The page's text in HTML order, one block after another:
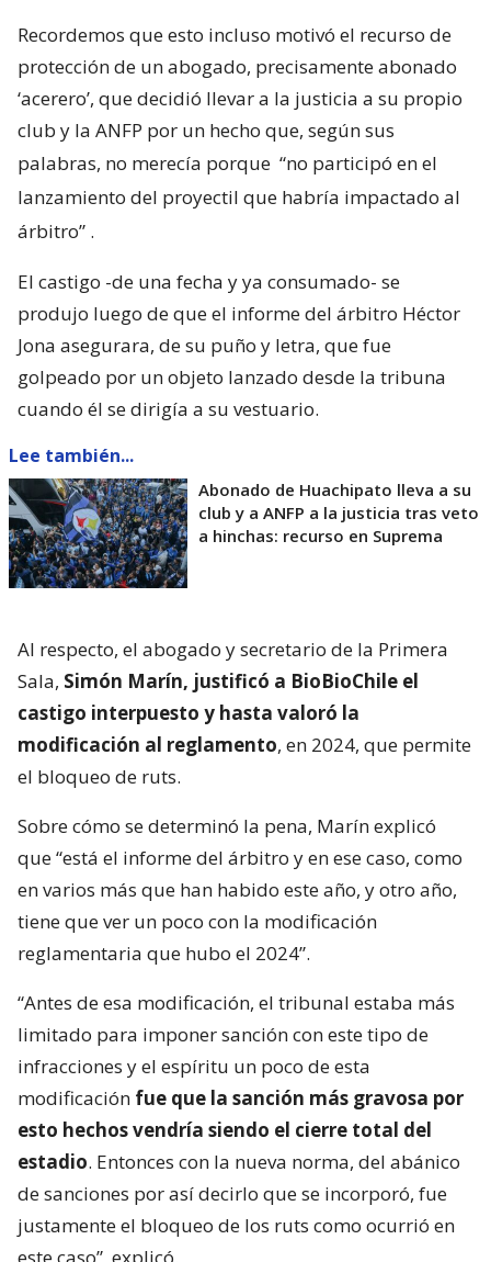
Recordemos que esto incluso motivó el recurso de
protección de un abogado, precisamente abonado
‘acerero’, que decidió llevar a la justicia a su propio
club y la ANFP por un hecho que, según sus
palabras, no merecía porque “no participó en el
lanzamiento del proyectil que habría impactado al
árbitro” .
El castigo -de una fecha y ya consumado- se
produjo luego de que el informe del árbitro Héctor
Jona asegurara, de su puño y letra, que fue
golpeado por un objeto lanzado desde la tribuna
cuando él se dirigía a su vestuario.
Lee también...
Abonado de Huachipato lleva a su
club y a ANFP a la justicia tras veto
a hinchas: recurso en Suprema
Al respecto, el abogado y secretario de la Primera
Sala, Simón Marín, justificó a BioBioChile el
castigo interpuesto y hasta valoró la
modificación al reglamento, en 2024, que permite
el bloqueo de ruts.
Sobre cómo se determinó la pena, Marín explicó
que “está el informe del árbitro y en ese caso, como
en varios más que han habido este año, y otro año,
tiene que ver un poco con la modificación
reglamentaria que hubo el 2024”.
“Antes de esa modificación, el tribunal estaba más
limitado para imponer sanción con este tipo de
infracciones y el espíritu un poco de esta
modificación fue que la sanción más gravosa por
esto hechos vendría siendo el cierre total del
estadio. Entonces con la nueva norma, del abánico
de sanciones por así decirlo que se incorporó, fue
justamente el bloqueo de los ruts como ocurrió en